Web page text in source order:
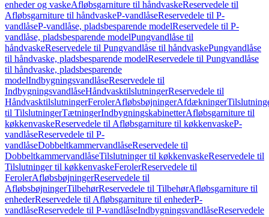
enheder og vaskeAfløbsgarniture til håndvaskeReservedele til
Afløbsgarniture til håndvaskeP-vandlåseReservedele til P-
vandlåseP-vandlåse, pladsbesparende modelReservedele til P-
vandlåse, pladsbesparende modelPungvandlåse til
håndvaskeReservedele til Pungvandlåse til håndvaskePungvandlåse
til håndvaske, pladsbesparende modelReservedele til Pungvandlåse
til håndvaske, pladsbesparende
modelIndbygningsvandlåseReservedele til
IndbygningsvandlåseHåndvasktilslutningerReservedele til
HåndvasktilslutningerFerolerAfløbsbøjningerAfdækninger
til TilslutningerTætningerIndbygningskabinetterAfløbsgarniture til
køkkenvaskeReservedele til Afløbsgarniture til køkkenvaskeP-
vandlåseReservedele til P-
vandlåseDobbeltkammervandlåseReservedele til
DobbeltkammervandlåseTilslutninger til køkkenvaskeReservedele til
Tilslutninger til køkkenvaskeFerolerReservedele til
FerolerAfløbsbøjningerReservedele til
AfløbsbøjningerTilbehørReservedele til TilbehørAfløbsgarniture til
enhederReservedele til Afløbsgarniture til enhederP-
vandlåseReservedele til P-vandlåseIndbygningsvandlåseReservedele